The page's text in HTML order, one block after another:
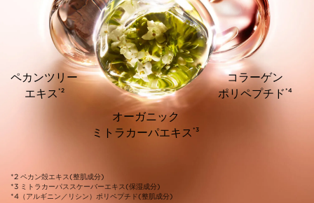
コラーゲン
ポリペプチド *4
ペカンツリー
エキス *2
オーガニック
ミトラカーパエキス*3
*2 ペカン殻エキス(整肌成分)
*3 ミトラカーパススケーバーエキス(保湿成分)
*4（アルギニン／リシン）ポリペプチド(整肌成分)